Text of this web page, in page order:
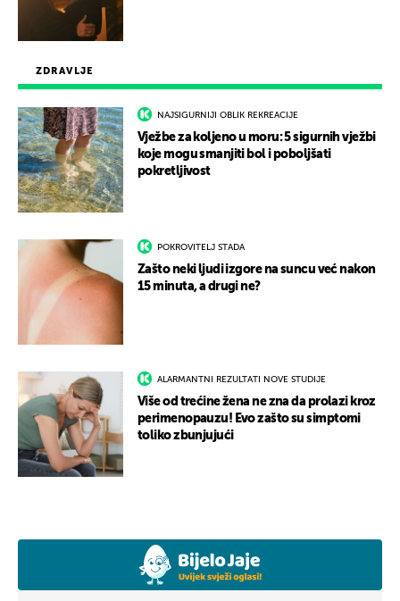
ZDRAVLJE
NAJSIGURNIJI OBLIK REKREACIJE
Vježbe za koljeno u moru: 5 sigurnih vježbi
koje mogu smanjiti bol i poboljšati
pokretljivost
POKROVITELJ STADA
Zašto neki ljudi izgore na suncu već nakon
15 minuta, a drugi ne?
ALARMANTNI REZULTATI NOVE STUDIJE
Više od trećine žena ne zna da prolazi kroz
perimenopauzu! Evo zašto su simptomi
toliko zbunjujući